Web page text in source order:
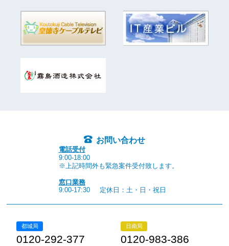
お問い合わせ
電話受付
9:00-18:00
※上記時間外も緊急案件受付致します。
窓口業務
9:00-17:30
定休日：土・日・祝日
都城局
0120-292-377
日南局
0120-983-386